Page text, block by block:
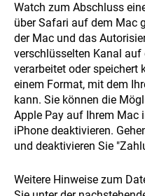
Watch zum Abschluss
über Safari auf dem Mac
der Mac und das
verschlüsselten Kanal auf
verarbeitet oder speichert
einem Format, mit dem
kann. Sie können die
Apple Pay auf Ihrem Mac
iPhone deaktivieren.
und deaktivieren Sie
Weitere Hinweise zum